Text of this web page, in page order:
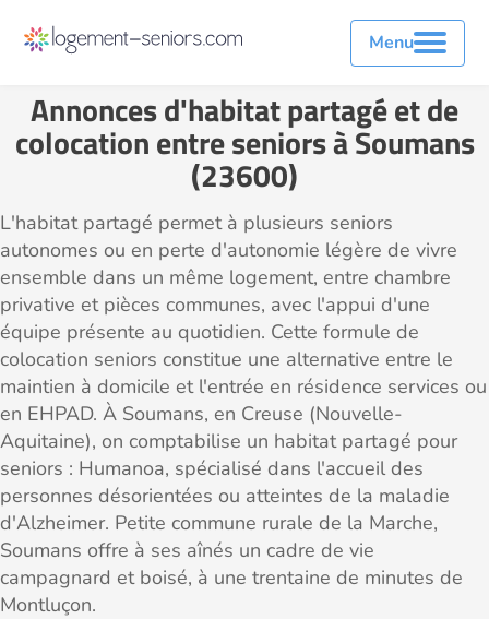
Menu
Annonces d'habitat partagé et de
colocation entre seniors à Soumans
(23600)
L'habitat partagé permet à plusieurs seniors
autonomes ou en perte d'autonomie légère de vivre
ensemble dans un même logement, entre chambre
privative et pièces communes, avec l'appui d'une
équipe présente au quotidien. Cette formule de
colocation seniors constitue une alternative entre le
maintien à domicile et l'entrée en résidence services ou
en EHPAD. À Soumans, en Creuse (Nouvelle-
Aquitaine), on comptabilise un habitat partagé pour
seniors : Humanoa, spécialisé dans l'accueil des
personnes désorientées ou atteintes de la maladie
d'Alzheimer. Petite commune rurale de la Marche,
Soumans offre à ses aînés un cadre de vie
campagnard et boisé, à une trentaine de minutes de
Montluçon.